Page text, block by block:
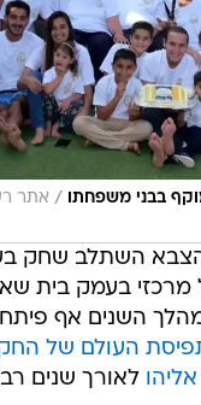
בבני משפחתו / אתר
השתלב שחק
מרכזי בעמק בית
השנים אף פיתח
העולם של
לאורך שנים